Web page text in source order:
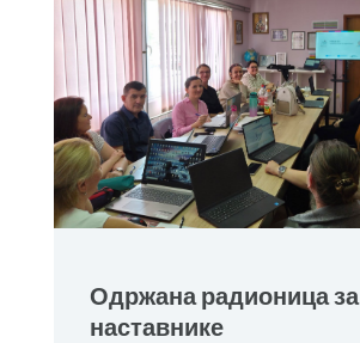
Одржана радионица за
наставнике